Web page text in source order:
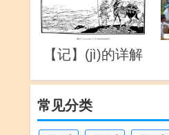
【记】(jì)的详解
常见分类